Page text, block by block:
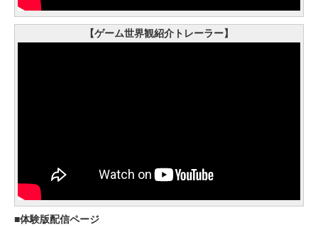
【ゲーム世界観紹介トレーラー】
体験版配信ページ